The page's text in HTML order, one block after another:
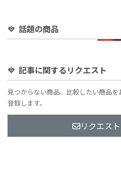
話題の商品
記事に関するリクエスト
見つからない商品、比較したい商品
登録します。
リクエス